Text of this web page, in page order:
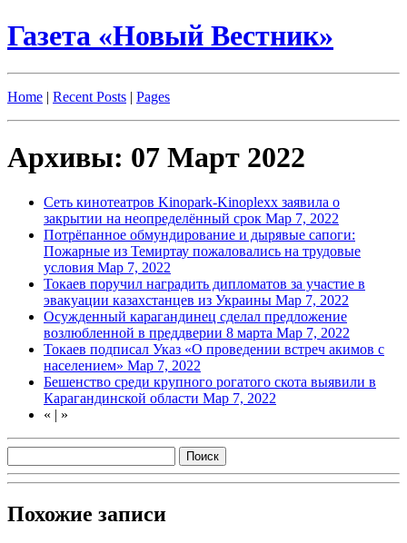
Газета «Новый Вестник»
Home | Recent Posts | Pages
Архивы: 07 Март 2022
Сеть кинотеатров Kinopark-Kinoplexx заявила о
закрытии на неопределённый срок Мар 7, 2022
Потрёпанное обмундирование и дырявые сапоги:
Пожарные из Темиртау пожаловались на трудовые
условия Мар 7, 2022
Токаев поручил наградить дипломатов за участие в
эвакуации казахстанцев из Украины Мар 7, 2022
Осужденный карагандинец сделал предложение
возлюбленной в преддверии 8 марта Мар 7, 2022
Токаев подписал Указ «О проведении встреч акимов с
населением» Мар 7, 2022
Бешенство среди крупного рогатого скота выявили в
Карагандинской области Мар 7, 2022
« | »
Похожие записи